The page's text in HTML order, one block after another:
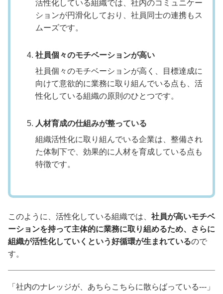
活性化している組織では、社内のコミュニケー
ションが円滑化しており、社員同士の連携もス
ムーズです。
社員個々のモチベーションが高い
社員個々のモチベーションが高く、目標達成に
向けて意欲的に業務に取り組んでいる点も、活
性化している組織の原則のひとつです。
人材育成の仕組みが整っている
組織活性化に取り組んでいる企業は、整備され
た体制下で、効果的に人材を育成している点も
特徴です。
このように、活性化している組織では、 社員が高いモチベ
ーションを持って主体的に業務に取り組めるため、さらに
組織が活性化していくという好循環が生まれているので
す。
「社内のナレッジが、あちらこちらに散らばっている---」